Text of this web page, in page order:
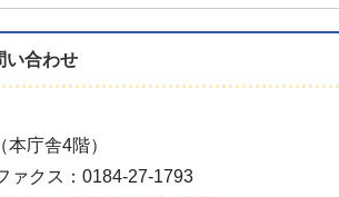
い合わせ
庁舎4階）
クス：0184-27-1793